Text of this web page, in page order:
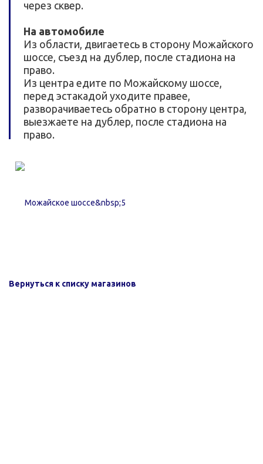
через сквер.
На автомобиле
Из области, двигаетесь в сторону Можайского
шоссе, съезд на дублер, после стадиона на
право.
Из центра едите по Можайскому шоссе,
перед эстакадой уходите правее,
разворачиваетесь обратно в сторону центра,
выезжаете на дублер, после стадиона на
право.
Вернуться к списку магазинов